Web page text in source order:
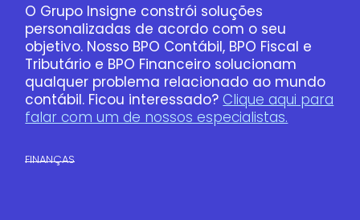
O Grupo Insigne constrói soluções
personalizadas de acordo com o seu
objetivo. Nosso BPO Contábil, BPO Fiscal e
Tributário e BPO Financeiro solucionam
qualquer problema relacionado ao mundo
contábil. Ficou interessado?Clique aqui para
falar com um de nossos especialistas.
FINANÇAS​